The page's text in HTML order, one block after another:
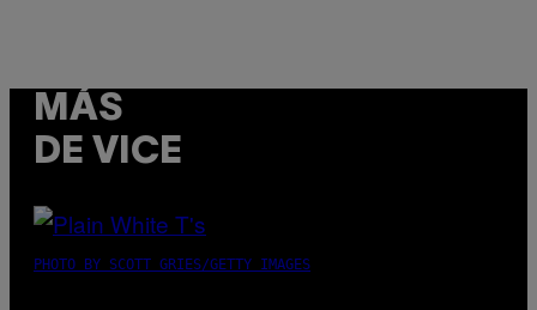
MÁS
DE VICE
PHOTO BY SCOTT GRIES/GETTY IMAGES